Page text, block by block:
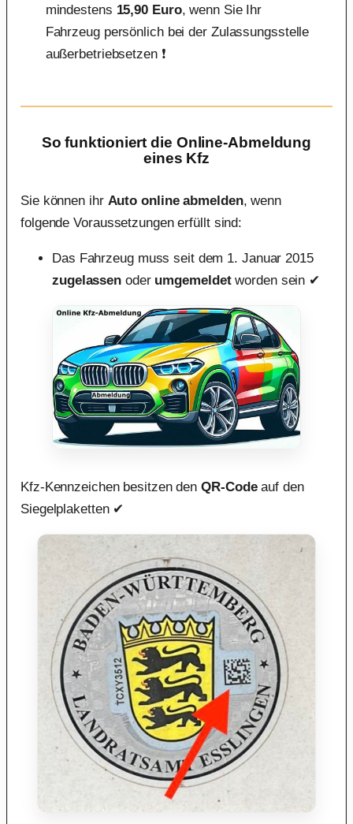
mindestens 15,90 Euro, wenn Sie Ihr
Fahrzeug persönlich bei der Zulassungsstelle
außerbetriebsetzen ❗
So funktioniert die Online-Abmeldung
eines Kfz
Sie können ihr Auto online abmelden, wenn
folgende Voraussetzungen erfüllt sind:
Das Fahrzeug muss seit dem 1. Januar 2015
zugelassen oder umgemeldetworden sein ✔︎
Kfz-Kennzeichen besitzen denQR-Codeauf den
Siegelplaketten ✔︎